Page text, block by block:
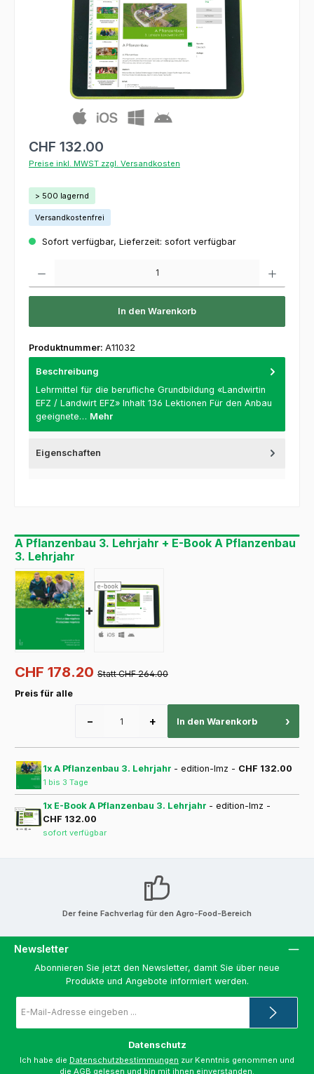
CHF 132.00
Preise inkl. MWST zzgl. Versandkosten
> 500 lagernd
Versandkostenfrei
Sofort verfügbar, Lieferzeit: sofort verfügbar
In den Warenkorb
Produktnummer: A11032
Beschreibung
Lehrmittel für die berufliche Grundbildung «Landwirtin
EFZ / Landwirt EFZ» Inhalt 136 Lektionen Für den Anbau
geeignete… Mehr
Eigenschaften
A Pflanzenbau 3. Lehrjahr + E-Book A Pflanzenbau
3. Lehrjahr
+
CHF 178.20 Statt CHF 264.00
Preis für alle
− + In den Warenkorb ›
1x A Pflanzenbau 3. Lehrjahr - edition-lmz - CHF 132.00
1 bis 3 Tage
1x E-Book A Pflanzenbau 3. Lehrjahr - edition-lmz -
CHF 132.00
sofort verfügbar
Der feine Fachverlag für den Agro-Food-Bereich
Newsletter
Abonnieren Sie jetzt den Newsletter, damit Sie über neue
Produkte und Angebote informiert werden.
Mail-
*
Datenschutz
Ich habe die Datenschutzbestimmungen zur Kenntnis genommen und
die AGB gelesen und bin mit ihnen einverstanden.